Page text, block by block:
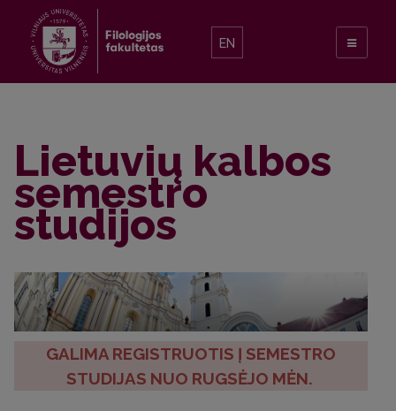
EN
Lietuvių kalbos
semestro
studijos
GALIMA REGISTRUOTIS Į SEMESTRO
STUDIJAS NUO RUGSĖJO MĖN.